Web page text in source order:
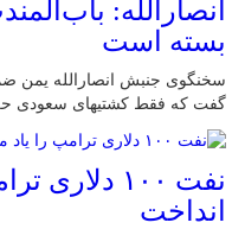
انصارالله:
بسته است
سخنگوی جنبش انصارالله یمن
گفت که فقط کشتیهای سعودی حق
نفت ۱۰۰
انداخت